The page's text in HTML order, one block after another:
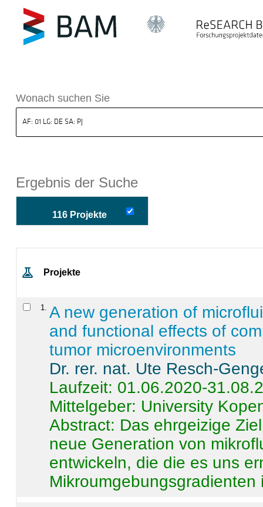
BAM
Wonach suchen Sie
Ergebnis der Suche
116 Projekte
Projekte
1
A new generation of
and functional effects of
tumor microenvironments
Dr. rer. nat. Ute Resch-
Laufzeit: 01.06.2020-
Mittelgeber: University
Abstract: Das ehrgeizige
neue Generation von
entwickeln, die die es uns
Mikroumgebungsgradienten